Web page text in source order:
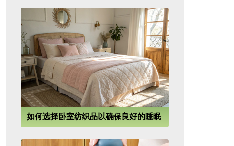
如何选择卧室纺织品以确保良好的睡眠